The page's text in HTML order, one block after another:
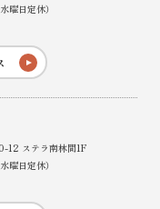
曜日定休）
12 ステラ南林間1F
曜日定休）